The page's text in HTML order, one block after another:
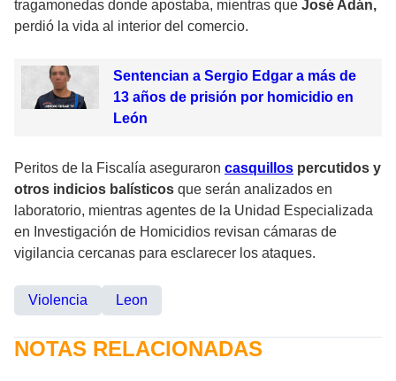
tragamonedas donde apostaba, mientras que José Adán,
perdió la vida al interior del comercio.
Sentencian a Sergio Edgar a más de
13 años de prisión por homicidio en
León
Peritos de la Fiscalía aseguraron casquillos percutidos y
otros indicios balísticos que serán analizados en
laboratorio, mientras agentes de la Unidad Especializada
en Investigación de Homicidios revisan cámaras de
vigilancia cercanas para esclarecer los ataques.
Violencia Leon
NOTAS RELACIONADAS